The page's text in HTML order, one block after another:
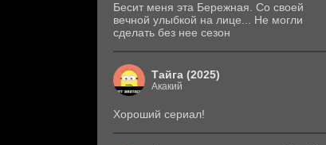
Бесит меня эта Бережная. Со своей
вечной улыбкой на лице... Не могли
сделать без нее сезон
Тайга (2025)
Акакий
Хороший сериал!